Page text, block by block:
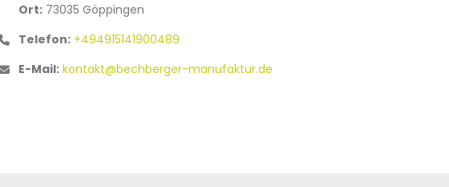
Ort: 73035 Göppingen
Telefon: +494915141900489
E-Mail: kontakt@bechberger-manufaktur.de